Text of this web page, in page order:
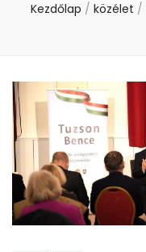
Kezdőlap / közélet /